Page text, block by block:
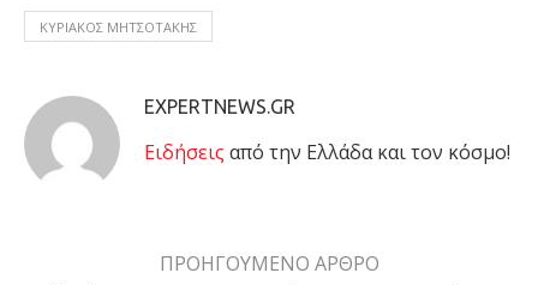
ΚΥΡΙΑΚΟΣ ΜΗΤΣΟΤΑΚΗΣ
EXPERTNEWS.GR
Eιδήσεις από την Ελλάδα και τον κόσμο!
ΠΡΟΗΓΟΥΜΕΝΟ ΑΡΘΡΟ